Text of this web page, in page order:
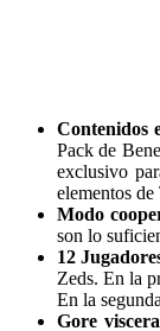
Contenidos
Pack de
exclusivo
elementos
Modo
son lo
12
Zeds. En la
En la
Gore